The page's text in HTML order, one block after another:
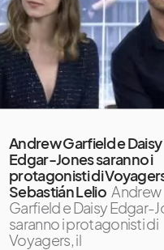
Andrew Garfield e Daisy
Edgar-Jones saranno i
protagonisti di
Sebastián Lelio Andrew
Garfield e Daisy Edgar-
saranno i protagonisti di
Voyagers, il